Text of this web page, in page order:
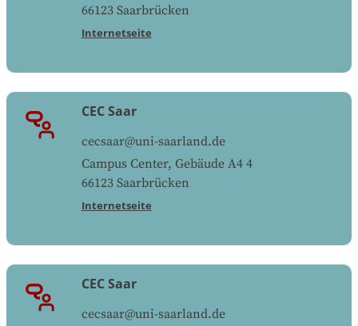
66123 Saarbrücken
Internetseite
CEC Saar
cecsaar@uni-saarland.de
Campus Center, Gebäude A4 4
66123 Saarbrücken
Internetseite
CEC Saar
cecsaar@uni-saarland.de